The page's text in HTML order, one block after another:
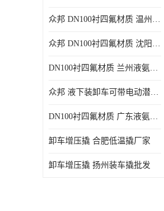
众邦 DN100衬四氟材质 温州液氨鹤管批发商
众邦 DN100衬四氟材质 沈阳液氨鹤管批发商
DN100衬四氟材质 兰州液氨鹤管批发商
众邦 液下装卸车可带电动潜油泵 太原液氨鹤管厂商
DN100衬四氟材质 广东液氨鹤管厂商
卸车增压撬 合肥低温撬厂家
卸车增压撬 扬州装车撬批发